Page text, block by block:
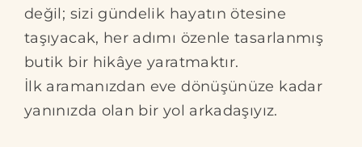
değil; sizi gündelik hayatın ötesine
taşıyacak, her adımı özenle tasarlanmış
butik bir hikâye yaratmaktır.
İlk aramanızdan eve dönüşünüze kadar
yanınızda olan bir yol arkadaşıyız.